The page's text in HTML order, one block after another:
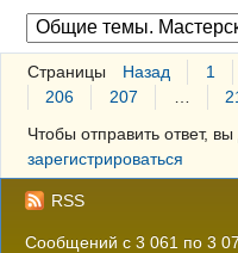
Страницы Назад 1
206
207
Чтобы отправить ответ,
зарегистрироваться
RSS
Сообщений с 3 061 по 3